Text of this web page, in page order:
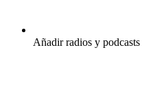
Añadir radios y